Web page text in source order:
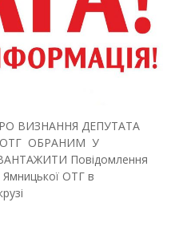
ВИЗНАННЯ ДЕПУТАТА
ОТГ ОБРАНИМ У
Повідомлення
Ямницької ОТГ в